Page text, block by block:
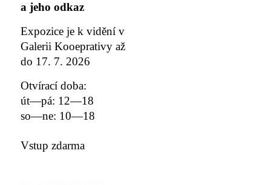
a jeho odkaz
Expozice je k vidění v
Galerii Kooeprativy až
do 17. 7. 2026
Otvírací doba:
út—pá: 12—18
so—ne: 10—18
Vstup zdarma